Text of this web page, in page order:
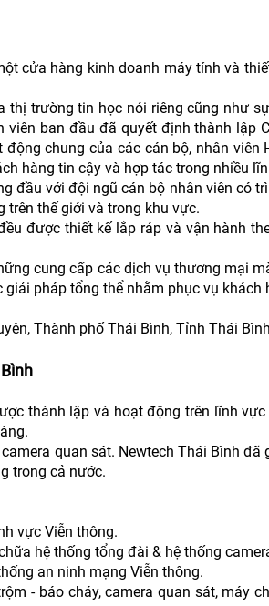
cửa hàng kinh doanh máy tính và
trường tin học nói riêng cũng như
ban đầu đã quyết định thành lập
chung của các cán bộ, nhân viên
hàng tin cậy và hợp tác trong nhiều
đầu với đội ngũ cán bộ nhân viên có
trên thế giới và trong khu vực.
được thiết kế lắp ráp và vận hành
cung cấp các dịch vụ thương mại
pháp tổng thể nhằm phục vụ khách
Thành phố Thái Bình, Tỉnh Thái Bình
thành lập và hoạt động trên lĩnh
quan sát. Newtech Thái Bình
trong cả nước.
vực Viễn thông.
hệ thống tổng đài & hệ thống
an ninh mạng Viễn thông.
- báo cháy, camera quan sát, máy